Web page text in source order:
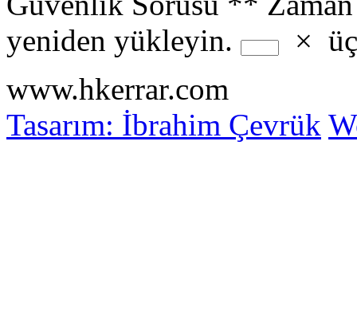
yeniden yükleyin.
× üç
www.hkerrar.com
Tasarım: İbrahim Çevrük